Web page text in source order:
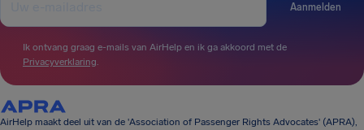
Aanmelden
Ik ontvang graag e-mails van AirHelp en ik ga akkoord met de
Privacyverklaring.
AirHelp maakt deel uit van de 'Association of Passenger Rights Advocates' (APRA),